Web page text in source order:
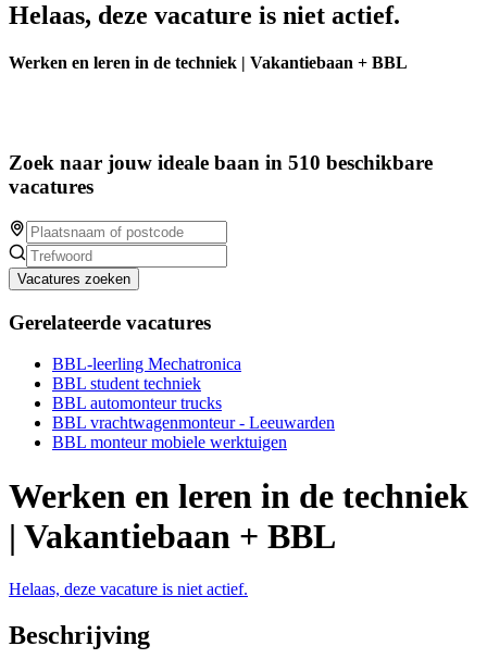
Helaas, deze vacature is niet actief.
Werken en leren in de techniek | Vakantiebaan + BBL
Zoek naar jouw ideale baan in 510 beschikbare
vacatures
Vacatures zoeken
Gerelateerde vacatures
BBL-leerling Mechatronica
BBL student techniek
BBL automonteur trucks
BBL vrachtwagenmonteur - Leeuwarden
BBL monteur mobiele werktuigen
Werken en leren in de techniek
| Vakantiebaan + BBL
Helaas, deze vacature is niet actief.
Beschrijving